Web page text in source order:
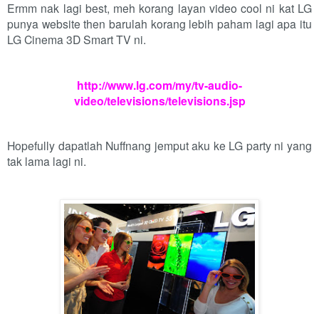
Ermm nak lagi best, meh korang layan video cool ni kat LG
punya website then barulah korang lebih paham lagi apa itu
LG Cinema 3D Smart TV ni.
http://www.lg.com/my/tv-audio-
video/televisions/televisions.jsp
Hopefully dapatlah Nuffnang jemput aku ke LG party ni yang
tak lama lagi ni.